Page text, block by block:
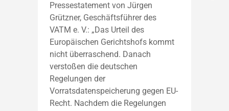
Pressestatement von Jürgen
Grützner, Geschäftsführer des
VATM e. V.: „Das Urteil des
Europäischen Gerichtshofs kommt
nicht überraschend. Danach
verstoßen die deutschen
Regelungen der
Vorratsdatenspeicherung gegen EU-
Recht. Nachdem die Regelungen